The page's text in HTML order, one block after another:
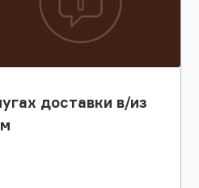
доставки в/из